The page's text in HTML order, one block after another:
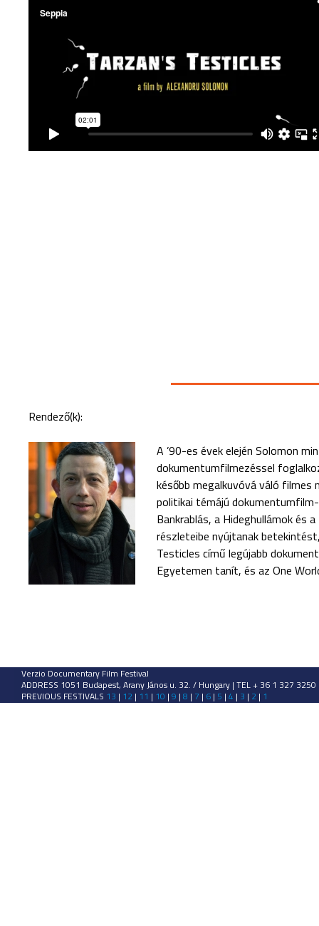
Rendező(k):
A ’90-es évek elején Solomon
dokumentumfilmezéssel
később megalkuvóvá váló filmes
politikai témájú
Bankrablás, a Hideghullámok
részleteibe nyújtanak
Testicles című legújabb
Egyetemen tanít, és az One
Verzio Documentary Film Festival
ADDRESS 1051 Budapest, Arany János u. 32. / Hungary | TEL + 36 1 327
PREVIOUS FESTIVALS 13 | 12 | 11 | 10 | 9 | 8 | 7 | 6 | 5 | 4 | 3 | 2 | 1